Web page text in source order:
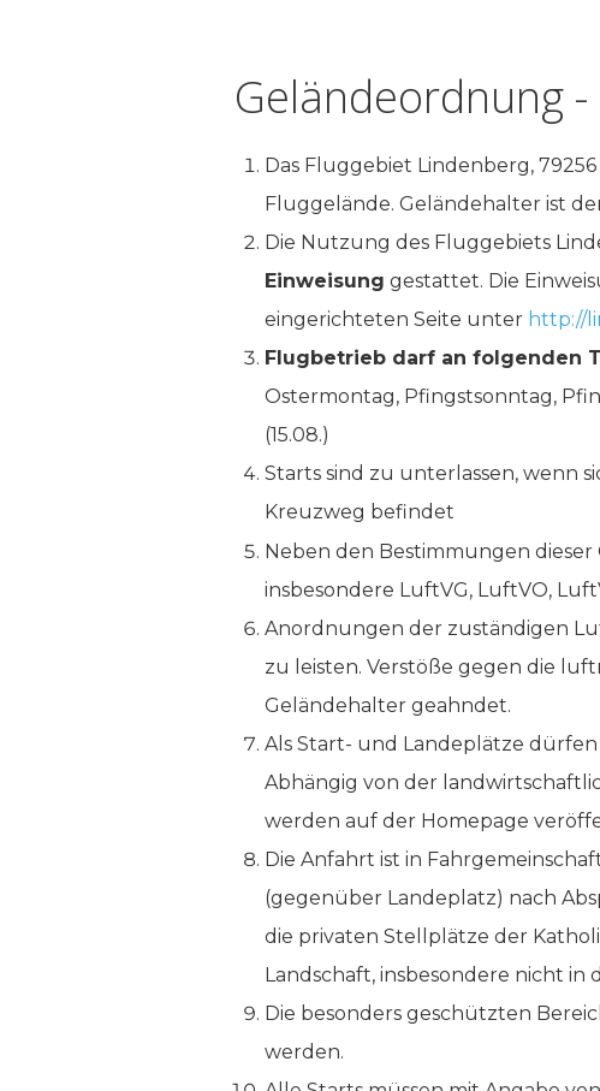
Geländeordnung
Das Fluggebiet Lindenberg,
Fluggelände. Geländehalter ist
Die Nutzung des Fluggebiets
Einweisung gestattet. Die
eingerichteten Seite unter http://
Flugbetrieb darf an folgenden
Ostermontag, Pfingstsonntag,
(15.08.)
Starts sind zu unterlassen, wenn
Kreuzweg befindet
Neben den Bestimmungen
insbesondere LuftVG, LuftVO,
Anordnungen der zuständigen
zu leisten. Verstöße gegen die
Geländehalter geahndet.
Als Start- und Landeplätze
Abhängig von der
werden auf der Homepage
Die Anfahrt ist in
(gegenüber Landeplatz) nach
die privaten Stellplätze der
Landschaft, insbesondere nicht
Die besonders geschützten
werden.